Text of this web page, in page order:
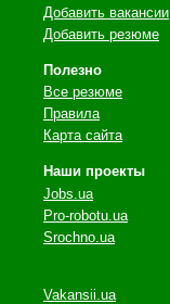
Добавить вакансии
Добавить резюме
Полезно
Все резюме
Правила
Карта сайта
Наши проекты
Jobs.ua
Pro-robotu.ua
Srochno.ua
Vakansii.ua